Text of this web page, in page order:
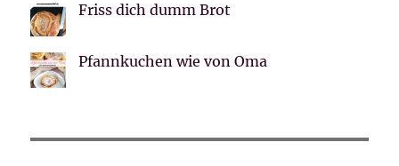
Friss dich dumm Brot
Pfannkuchen wie von Oma